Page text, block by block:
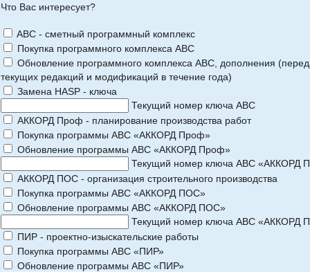
Что Вас интересует?
ABC - сметный программный комплекс
Покупка программного комплекса АВС
Обновление программного комплекса АВС, дополнения
текущих редакций и модификаций в течение года)
Замена HASP - ключа
Текущий номер ключа АВС
АККОРД Проф - планирование производства работ
Покупка программы АВС «АККОРД Проф»
Обновление программы АВС «АККОРД Проф»
Текущий номер ключа АВС «АККОРД
АККОРД ПОС - организация строительного производства
Покупка программы АВС «АККОРД ПОС»
Обновление программы АВС «АККОРД ПОС»
Текущий номер ключа АВС «АККОРД
ПИР - проектно-изыскательские работы
Покупка программы АВС «ПИР»
Обновление программы АВС «ПИР»